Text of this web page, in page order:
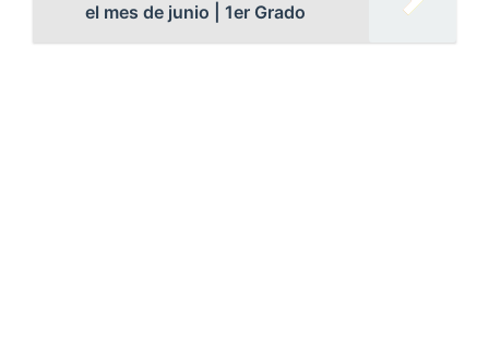
el mes de junio | 1er Grado